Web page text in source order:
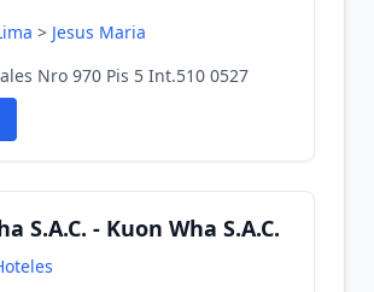
> Jesus Maria
Nro 970 Pis 5 Int.510 0527
S.A.C. - Kuon Wha S.A.C.